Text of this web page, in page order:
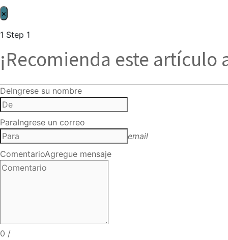
×
1 Step 1
¡Recomienda este artículo
DeIngrese su nombre
ParaIngrese un correo
email
ComentarioAgregue mensaje
0 /